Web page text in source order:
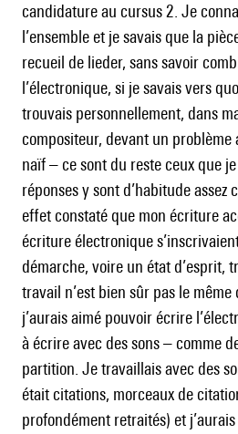
candidature au cursus 2. Je
l’ensemble et je savais que la
recueil de lieder, sans savoir
l’électronique, si je savais vers
trouvais personnellement, dans
compositeur, devant un
naïf – ce sont du reste ceux que
réponses y sont d’habitude assez
effet constaté que mon écriture
écriture électronique
démarche, voire un état d’esprit,
travail n’est bien sûr pas le même
j’aurais aimé pouvoir écrire
à écrire avec des sons – comme
partition. Je travaillais avec des
était citations, morceaux de
profondément retraités) et